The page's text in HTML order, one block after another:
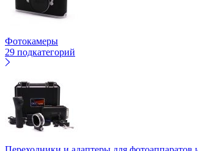
Фотокамеры
29 подкатегорий